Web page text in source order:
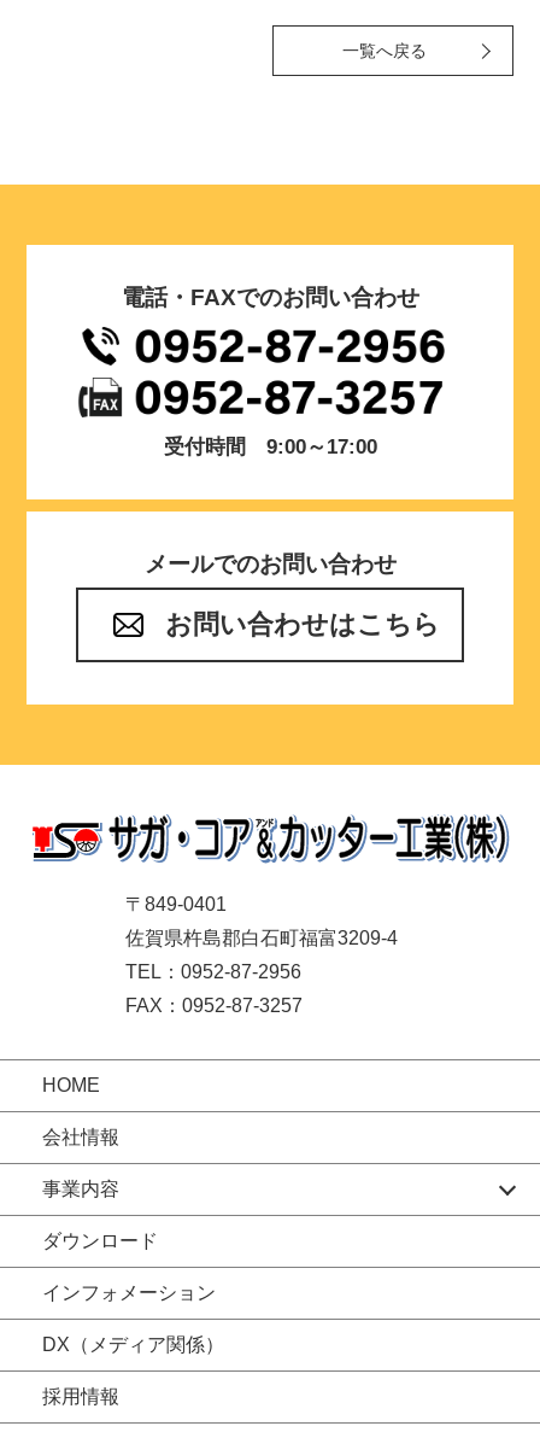
一覧へ戻る
電話・FAXでのお問い合わせ
受付時間 9:00～17:00
メールでのお問い合わせ
お問い合わせはこちら
〒849-0401
佐賀県杵島郡白石町福富3209-4
TEL：0952-87-2956
FAX：0952-87-3257
HOME
会社情報
事業内容
ダウンロード
インフォメーション
DX（メディア関係）
採用情報